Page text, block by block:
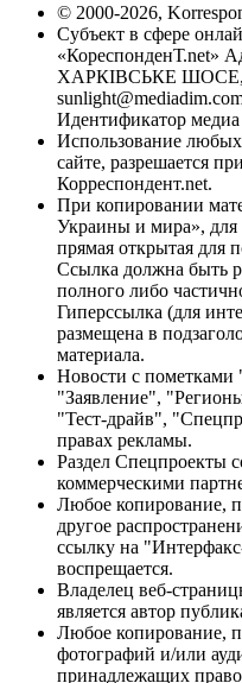
© 2000-2026,
Субъект в сфере
«КореспонденТ.net»
ХАРКІВСЬКЕ ШОСЕ,
Идентификатор
Использование
сайте, разрешается
Корреспондент.net.
При копировании
Украины и мира», для
прямая открытая для
Ссылка должна быть
полного либо
Гиперссылка (для
размещена в
материала.
Новости с
"Заявление",
"Тест-драйв",
правах рекламы.
Раздел Спецпроекты
коммерческими
Любое копирование,
другое
ссылку на
воспрещается.
Владелец веб-
является автор
Любое копирование,
фотографий и/или
принадлежащих